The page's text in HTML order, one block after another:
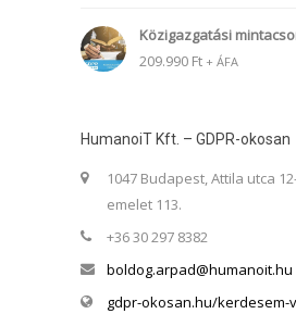
Közigazgatási
209.990 Ft + ÁFA
HumanoiT Kft. – GDPR-okosan
1047 Budapest, Attila utca
emelet 113.
+36 30 297 8382
boldog.arpad@humanoit.hu
gdpr-okosan.hu/kerdesem-